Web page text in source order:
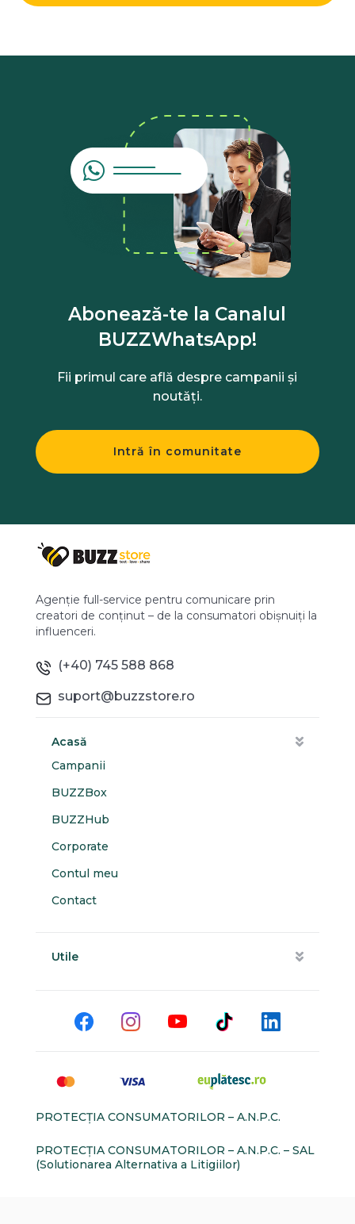
Abonează-te la Canalul
BUZZWhatsApp!
Fii primul care află despre campanii și
noutăți.
Intră în comunitate
Agenție full-service pentru comunicare prin
creatori de conținut – de la consumatori obișnuiți la
influenceri.
(+40) 745 588 868
suport@buzzstore.ro
Acasă
Campanii
BUZZBox
BUZZHub
Corporate
Contul meu
Contact
Utile
PROTECŢIA CONSUMATORILOR – A.N.P.C.
PROTECŢIA CONSUMATORILOR – A.N.P.C. – SAL
(Solutionarea Alternativa a Litigiilor)